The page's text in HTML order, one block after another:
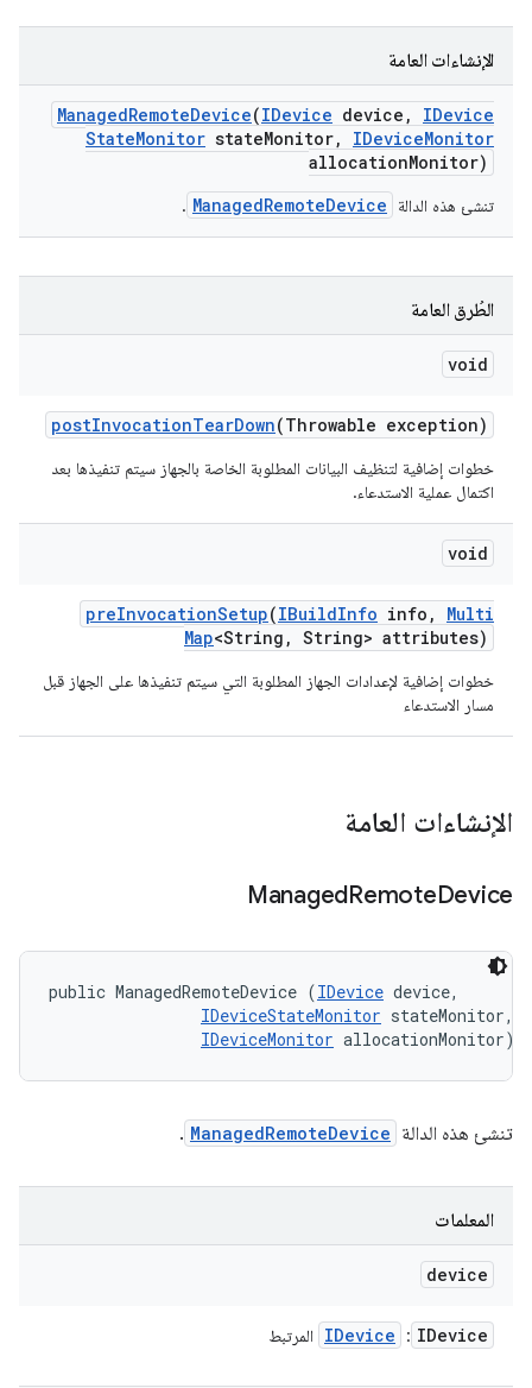
الإنشاءات العامة
ManagedRemoteDevice(IDevice device ,
IDevice
StateMonitor stateMonitor, IDeviceMonitor
allocationMonitor)
تنشئ هذه الدالة ManagedRemoteDevice
.
الطُرق العامة
void
postInvocationTearDown(Throwable exception)
خطوات إضافية لتنظيف البيانات المطلوبة الخاصة بالجهاز سيتم تنفيذها بعد
اكتمال عملية الاستدعاء.
void
preInvocationSetup(IBuildInfo info ,
Multi
Map<String , String> attributes)
خطوات إضافية لإعدادات الجهاز المطلوبة التي سيتم تنفيذها على الجهاز قبل
مسار الاستدعاء
الإنشاءات العامة
ManagedRemoteDevice
public ManagedRemoteDevice (IDevice device,
IDeviceStateMonitor stateMonitor,
IDeviceMonitor allocationMonitor)
تنشئ هذه الدالة ManagedRemoteDevice
.
المعلمات
device
IDevice
:
IDevice المرتبط